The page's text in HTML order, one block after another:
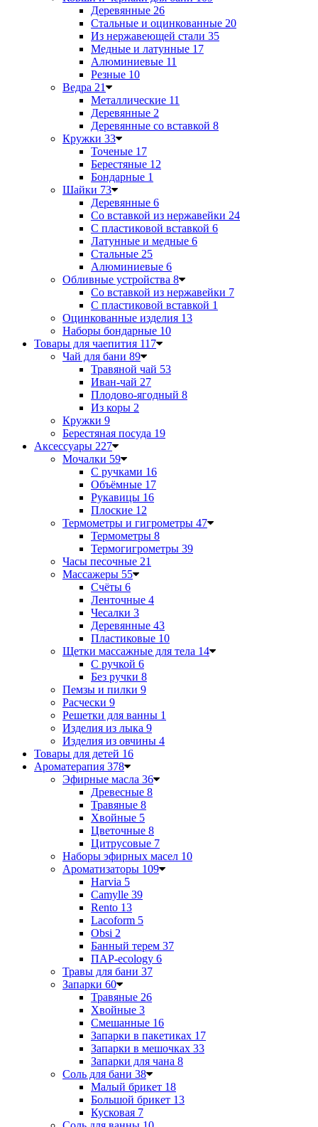
Деревянные 26
Стальные и оцинкованные 20
Из нержавеющей стали 35
Медные и латунные 17
Алюминиевые 11
Резные 10
Ведра 21
Металлические 11
Деревянные 2
Деревянные со вставкой 8
Кружки 33
Точеные 17
Берестяные 12
Бондарные 1
Шайки 73
Деревянные 6
Со вставкой из нержавейки 24
С пластиковой вставкой 6
Латунные и медные 6
Стальные 25
Алюминиевые 6
Обливные устройства 8
Со вставкой из нержавейки 7
С пластиковой вставкой 1
Оцинкованные изделия 13
Наборы бондарные 10
Товары для чаепития 117
Чай для бани 89
Травяной чай 53
Иван-чай 27
Плодово-ягодный 8
Из коры 2
Кружки 9
Берестяная посуда 19
Аксессуары 227
Мочалки 59
С ручками 16
Объёмные 17
Рукавицы 16
Плоские 12
Термометры и гигрометры 47
Термометры 8
Термогигрометры 39
Часы песочные 21
Массажеры 55
Счёты 6
Ленточные 4
Чесалки 3
Деревянные 43
Пластиковые 10
Щетки массажные для тела 14
С ручкой 6
Без ручки 8
Пемзы и пилки 9
Расчески 9
Решетки для ванны 1
Изделия из лыка 9
Изделия из овчины 4
Товары для детей 16
Ароматерапия 378
Эфирные масла 36
Древесные 8
Травяные 8
Хвойные 5
Цветочные 8
Цитрусовые 7
Наборы эфирных масел 10
Ароматизаторы 109
Harvia 5
Camylle 39
Rento 13
Lacoform 5
Obsi 2
Банный терем 37
ПАР-ecology 6
Травы для бани 37
Запарки 60
Травяные 26
Хвойные 3
Смешанные 16
Запарки в пакетиках 17
Запарки в мешочках 33
Запарки для чана 8
Соль для бани 38
Малый брикет 18
Большой брикет 13
Кусковая 7